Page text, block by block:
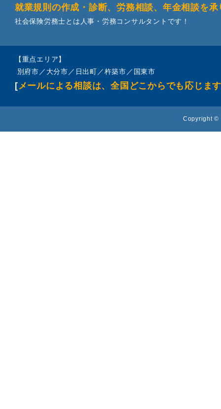
就業規則の作成・診断、労務相談、年金相談を承
社会保険労務士とは人事・労務コンサルタントです！
【重点エリア】
別府市／大分市／日出町／杵築市／国東市
[メールによる相談は、全国どこからでも応じま
Copyright ©